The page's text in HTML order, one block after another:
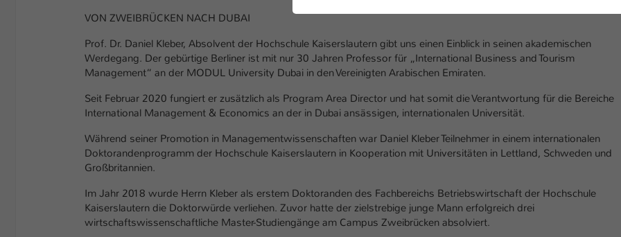
VON ZWEIBRÜCKEN NACH DUBAI
Prof. Dr. Daniel Kleber, Absolvent der Hochschule Kaiserslautern gibt uns einen Einblick in seinen akademischen
Werdegang. Der gebürtige Berliner ist mit nur 30 Jahren Professor für „International Business and Tourism
Management“ an der MODUL University Dubai in den Vereinigten Arabischen Emiraten.
Seit Februar 2020 fungiert er zusätzlich als Program Area Director und hat somit die Verantwortung für die Bereiche
International Management & Economics an der in Dubai ansässigen, internationalen Universität.
Während seiner Promotion in Managementwissenschaften war Daniel Kleber Teilnehmer in einem internationalen
Doktorandenprogramm der Hochschule Kaiserslautern in Kooperation mit Universitäten in Lettland, Schweden und
Großbritannien.
Im Jahr 2018 wurde Herrn Kleber als erstem Doktoranden des Fachbereichs Betriebswirtschaft der Hochschule
Kaiserslautern die Doktorwürde verliehen. Zuvor hatte der zielstrebige junge Mann erfolgreich drei
wirtschaftswissenschaftliche Master-Studiengänge am Campus Zweibrücken absolviert.
einwandfrei funktioniert.
Name cookie_optin
Anbieter TYPO3
Laufzeit 1 Jahr
Zweck
Dieses Cookie wird verwendet, um Ihre Cookie-
Einstellungen für diese Website zu speichern.
Name SgCookieOptin.lastPreferences
Anbieter TYPO3
Cookie-Informationen anzeigen
Diese Cookies werden verwendet um das Nutzungsverhalten der
Besucher auf der Website nachzuverfolgen. Die erhobenen Daten
verwendet.
Anbieter Hochschule Kaiserslautern
Externe Inhalte
Wir verwenden auf unserer Website externe Inhalte (Youtube,